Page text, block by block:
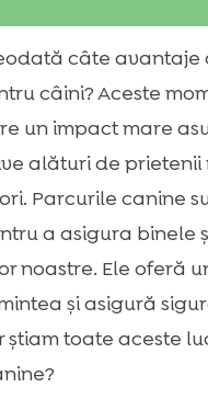
sportului canin
pentru sporturi
canine în parc
unui parc
de socializare
câini în aer
canine și
canin și bunăstare
pentru
– Alegerea
câte avantaje
câini? Aceste
un impact mare
alături de prietenii
Parcurile canine
a asigura binele
noastre. Ele oferă
și asigură
știam toate aceste